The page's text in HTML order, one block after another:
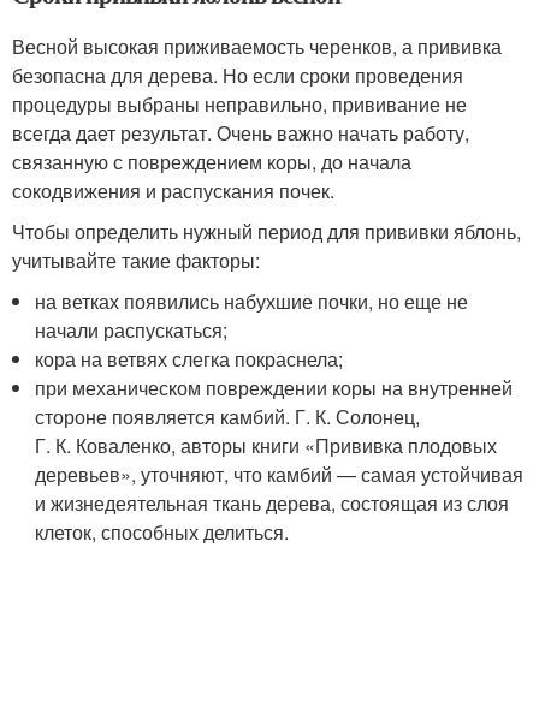
Весной высокая приживаемость черенков, а прививка
безопасна для дерева. Но если сроки проведения
процедуры выбраны неправильно, прививание не
всегда дает результат. Очень важно начать работу,
связанную с повреждением коры, до начала
сокодвижения и распускания почек.
Чтобы определить нужный период для прививки яблонь,
учитывайте такие факторы:
на ветках появились набухшие почки, но еще не
начали распускаться;
кора на ветвях слегка покраснела;
при механическом повреждении коры на внутренней
стороне появляется камбий. Г. К. Солонец,
Г. К. Коваленко, авторы книги «Прививка плодовых
деревьев», уточняют, что камбий — самая устойчивая
и жизнедеятельная ткань дерева, состоящая из слоя
клеток, способных делиться.